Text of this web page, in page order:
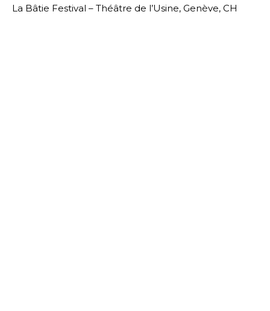
La Bâtie Festival – Théâtre de l’Usine, Genève, CH